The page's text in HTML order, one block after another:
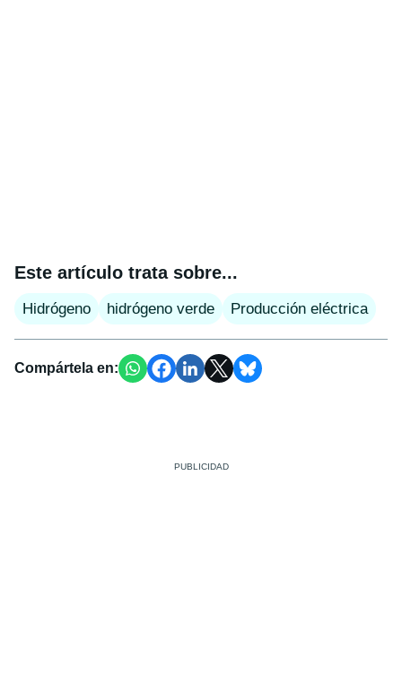
Este artículo trata sobre...
Hidrógeno hidrógeno verde Producción eléctrica
Compártela en: